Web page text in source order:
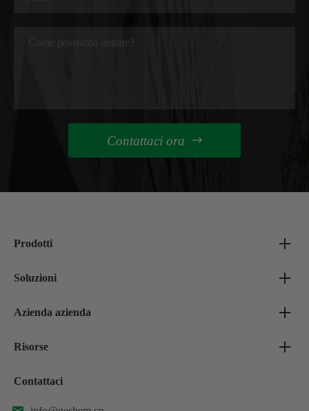
Contattaci ora 
Prodotti
Soluzioni
Azienda azienda
Risorse
Contattaci